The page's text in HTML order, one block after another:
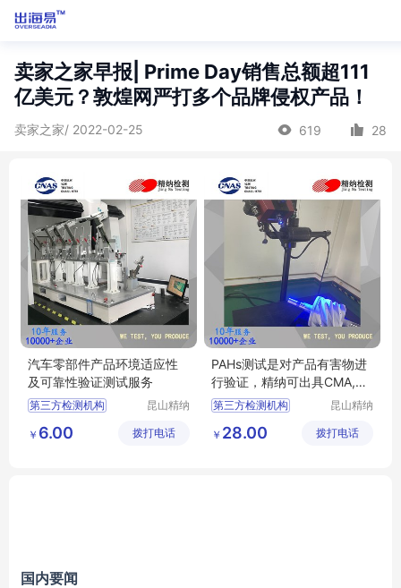
卖家之家早报| Prime Day销售总额超111
亿美元？敦煌网严打多个品牌侵权产品！
卖家之家/ 2022-02-25 619 28
汽车零部件产品环境适应性
及可靠性验证测试服务
第三方检测机构
第三方检测实验室
昆山精纳
有限公司
￥ 6.00 拨打电话
PAHs测试是对产品有害物进
行验证，精纳可出具CMA,C
NAS专业报告
第三方检测机构
第三方检测实验室
昆山精纳
有限公司
￥ 28.00 拨打电话
国内要闻